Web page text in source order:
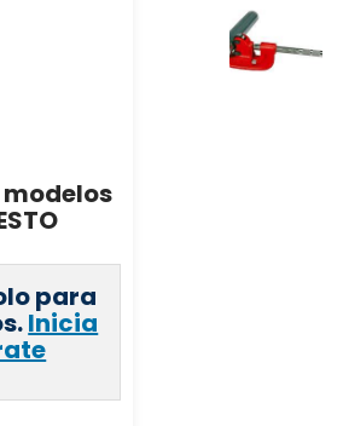
modelos
para
Inicia